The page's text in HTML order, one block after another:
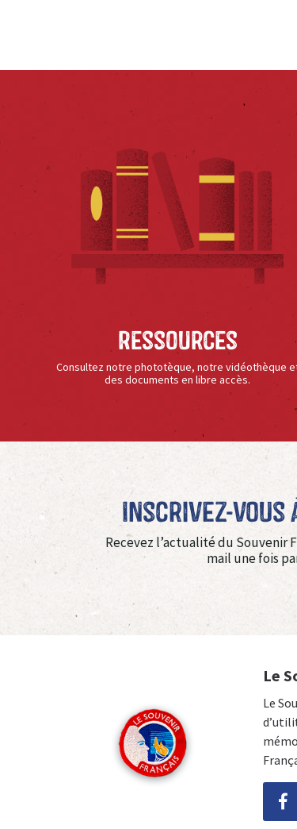
Ressources
Consultez notre phototèque, notre vidéothèque
des documents en libre accès.
Inscrivez-vous
Recevez l’actualité du Souvenir
mail une fois
Le
Le